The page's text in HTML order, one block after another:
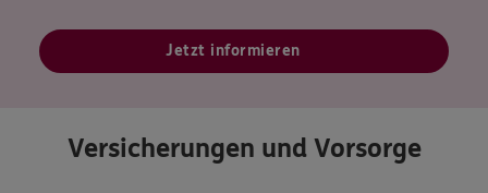
Jetzt informieren
Versicherungen und Vorsorge